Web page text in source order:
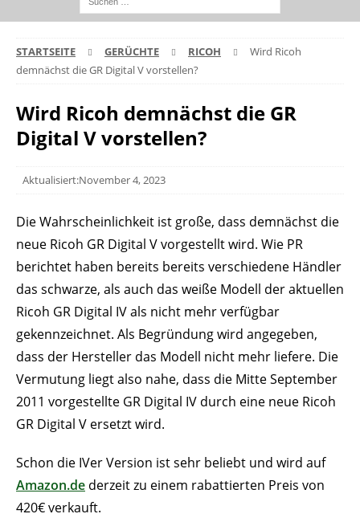
STARTSEITE GERÜCHTE RICOH
Wird Ricoh
demnächst die GR Digital V vorstellen?
Wird Ricoh demnächst die GR
Digital V vorstellen?
Aktualisiert:November 4, 2023
Die Wahrscheinlichkeit ist große, dass demnächst die
neue Ricoh GR Digital V vorgestellt wird. Wie PR
berichtet haben bereits bereits verschiedene Händler
das schwarze, als auch das weiße Modell der aktuellen
Ricoh GR Digital IV als nicht mehr verfügbar
gekennzeichnet. Als Begründung wird angegeben,
dass der Hersteller das Modell nicht mehr liefere. Die
Vermutung liegt also nahe, dass die Mitte September
2011 vorgestellte GR Digital IV durch eine neue Ricoh
GR Digital V ersetzt wird.
Schon die IVer Version ist sehr beliebt und wird auf
Amazon.de derzeit zu einem rabattierten Preis von
420€ verkauft.